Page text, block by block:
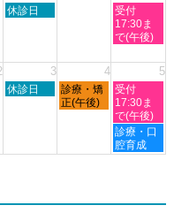
木
月
2026
休診日
土
曜
日,
月
2026
受付
17:30ま
で(午後)
3 4 5
木
3rd
休診日
金
曜
4th
診療・矯
正(午後)
土
曜
日,
9
月
5th
受付
17:30ま
で(午後)
土
曜
日,
診療・口
腔育成